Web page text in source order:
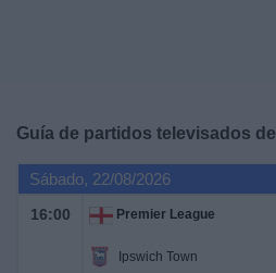
Guía de partidos televisados de
Sábado, 22/08/2026
16:00 Premier League
Ipswich Town
Noticias